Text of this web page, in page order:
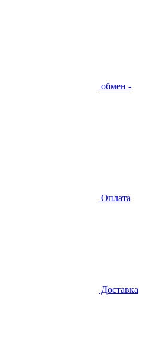
обмен -
Оплата
Доставка